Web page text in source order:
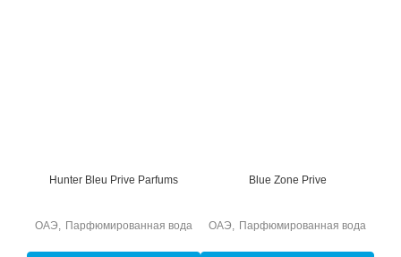
Hunter Bleu Prive Parfums
Парфюмированная вода
ОАЭ
Blue Zone Prive
Парфюмированная вода
ОАЭ